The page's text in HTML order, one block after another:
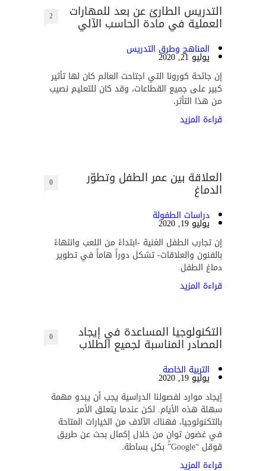
التدريس الطارئ عن بعد للمهارات
العملية في مادة الحاسب الآلي 2
المناهج وطرق التدريس
يوليو 21, 2020
إن جائحة كورونا التي اجتاحت العالم كان لها تأثير
كبير على جميع القطاعات، وقد كان للتعليم نصيب
من هذا التأثر،
قراءة المزيد
العلاقة بين عمر الطفل وتطوّر
الدماغ 0
دراسات الطفولة
يوليو 19, 2020
إن تجارب الطفل الغنية -ابتداءً من اللعب وانتهاءً
بالفنون والعلاقات- تشكل دوراً هاماً في تطوير
دماغ الطفل.
قراءة المزيد
التكنولوجيا المساعدة في إيجاد
المصادر المناسبة لجميع الطلاب 0
التربية الخاصة
يوليو 19, 2020
إيجاد موارد لفصولنا الدراسية يجب أن يبدو مهمة
سهلة هذه الأيام. لكن عندما يتعلق الأمر
بالتكنولوجيا، فهناك الآلاف من الخيارات المتاحة
في غضون ثوانٍ من خلال إكمال بحث عن طريق
قوقل “Google” بكل بساطة.
قراءة المزيد